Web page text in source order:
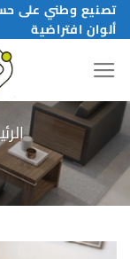
تخطي
للمحتوى
تصنيع وطني على
ألوان افتراضية